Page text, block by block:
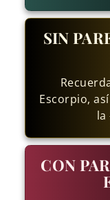
SIN
Escorpio,
la
CON